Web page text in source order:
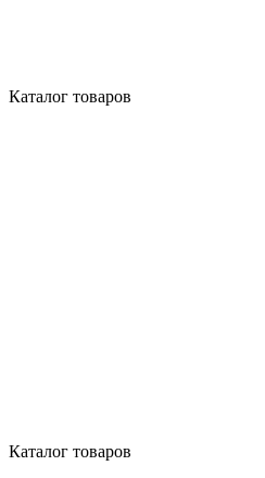
Каталог товаров
Каталог товаров